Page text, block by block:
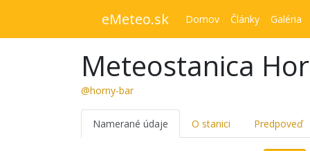
eMeteo.sk Domov Články Galéria
Meteostanica
@horny-bar
Namerané údaje O stanici Predpoveď